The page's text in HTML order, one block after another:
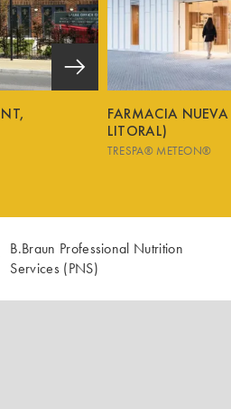
FARMACIA
LITORAL)
TRESPA® METEON®
B.Braun Professional Nutrition
Services (PNS)